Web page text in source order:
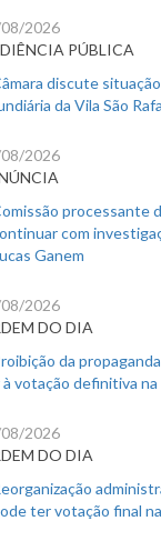
2026
PÚBLICA
discute
da Vila São
2026
processante
com
Ganem
2026
DO DIA
da
à votação definitiva na
2026
DO DIA
ter votação final